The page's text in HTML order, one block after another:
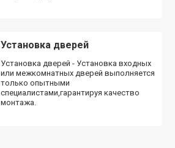
Установка дверей
Установка дверей - Установка входных
или межкомнатных дверей выполняется
только опытными
специалистами,гарантируя качество
монтажа.